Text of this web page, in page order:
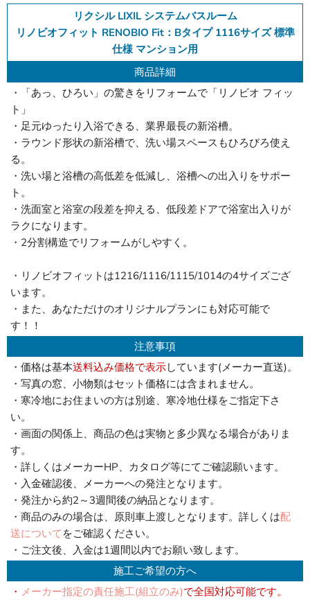
リクシル LIXIL システムバスルーム
リノビオフィット RENOBIO Fit：Bタイプ 1116サイズ 標準
仕様 マンション用
商品詳細
・「あっ、ひろい」の驚きをリフォームで「リノビオ フィッ
ト」
・足元ゆったり入浴できる、業界最長の新浴槽。
・ラウンド形状の新浴槽で、洗い場スペースもひろびろ使え
る。
・洗い場と浴槽の高低差を低減し、浴槽への出入りをサポー
ト。
・洗面室と浴室の段差を抑える、低段差ドアで浴室出入りが
ラクになります。
・2分割構造でリフォームがしやすく。
・リノビオフィットは1216/1116/1115/1014の4サイズござ
います。
・また、あなただけのオリジナルプランにも対応可能で
す！！
注意事項
・価格は基本送料込み価格で表示しています(メーカー直送)。
・写真の窓、小物類はセット価格には含まれません。
・寒冷地にお住まいの方は別途、寒冷地仕様をご指定下さ
い。
・画面の関係上、商品の色は実物と多少異なる場合がありま
す。
・詳しくはメーカーHP、カタログ等にてご確認願います。
・入金確認後、メーカーへの発注となります。
・発注から約2～3週間後の納品となります。
・商品のみの場合は、原則車上渡しとなります。詳しくは配
送について をご確認ください。
・ご注文後、入金は1週間以内でお願い致します。
施工ご希望の方へ
・ メーカー指定の責任施工(組立のみ)で全国対応可能です。